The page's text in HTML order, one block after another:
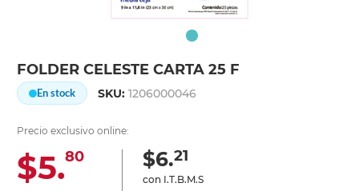
FOLDER CELESTE CARTA 25 F
En stock SKU:1206000046
Precio exclusivo online:
$5.80 $6.21
con I.T.B.M.S